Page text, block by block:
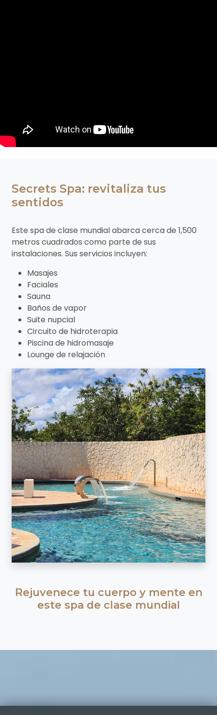
Secrets Spa: revitaliza tus
sentidos
Este spa de clase mundial abarca cerca de 1,500
metros cuadrados como parte de sus
instalaciones. Sus servicios incluyen:
Masajes
Faciales
Sauna
Baños de vapor
Suite nupcial
Circuito de hidroterapia
Piscina de hidromasaje
Lounge de relajación
Rejuvenece tu cuerpo y mente en
este spa de clase mundial